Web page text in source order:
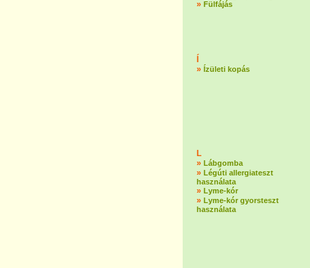
» Fülfájás
» Ízületi kopás
L
» Lábgomba
» Légúti allergiateszt
használata
» Lyme-kór
» Lyme-kór gyorsteszt
használata